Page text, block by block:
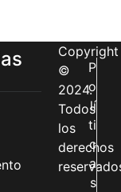
Copyright
©
2024.
Todos
los
derechos
P
o
lí
ti
c
a
s